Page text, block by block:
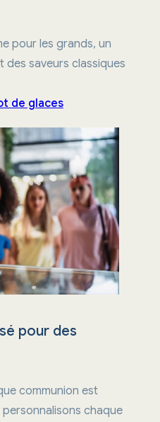
pour les grands, un
saveurs classiques
de glaces
pour des
communion est
chaque